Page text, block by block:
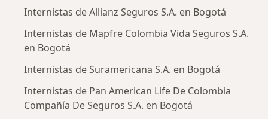
Internistas de Allianz Seguros S.A. en Bogotá
Internistas de Mapfre Colombia Vida Seguros S.A.
en Bogotá
Internistas de Suramericana S.A. en Bogotá
Internistas de Pan American Life De Colombia
Compañía De Seguros S.A. en Bogotá